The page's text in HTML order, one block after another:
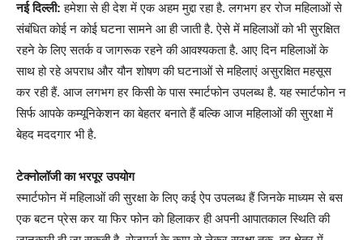
नई दिल्ली:हमेशा से ही देश में एक अहम मुद्दा रहा है. लगभग हर रोज महिलाओं से
संबंधित कोई न कोई घटना सामने ​आ ही जाती है. ऐसे में महिलाओं को भी सुरक्षित
रहने के लिए सतर्क व जागरूक रहने की आवश्यकता है. आए दिन महिलाओं के
साथ हो रहे अपराध और यौन शोषण की घटनाओं से महिलाएं असुरक्षित महसूस
कर रही हैं. आज लगभग हर किसी के पास स्मार्टफोन उपलब्ध है. यह स्मार्टफोन न
सिर्फ आपके कम्यूनिकेशन का बेहतर बनाते हैं बल्कि आज महिलाओं की सुरक्षा में
बेहद मददगार भी है.
टेक्नोलॉजी का भरपूर उपयोग
स्मार्टफोन में महिलाओं की सुरक्षा के लिए कई ऐप उपलब्ध हैं जिनके माध्यम से बस
एक बटन प्रेस कर या फिर फोन को हिलाकर ही अपनी आपातकाल स्थिति की